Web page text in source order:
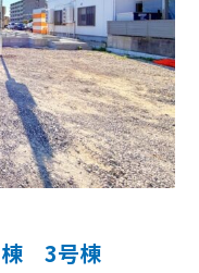
棟 3号棟